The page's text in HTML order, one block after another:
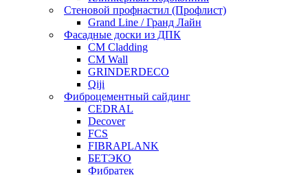
Стеновой профнастил (Профлист)
Grand Line / Гранд Лайн
Фасадные доски из ДПК
CM Cladding
CM Wall
GRINDERDECO
Qiji
Фиброцементный сайдинг
CEDRAL
Decover
FCS
FIBRAPLANK
БЕТЭКО
Фибратек